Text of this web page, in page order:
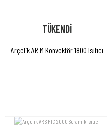
TÜKENDİ
Arçelik AR M Konvektör 1800 Isıtıcı